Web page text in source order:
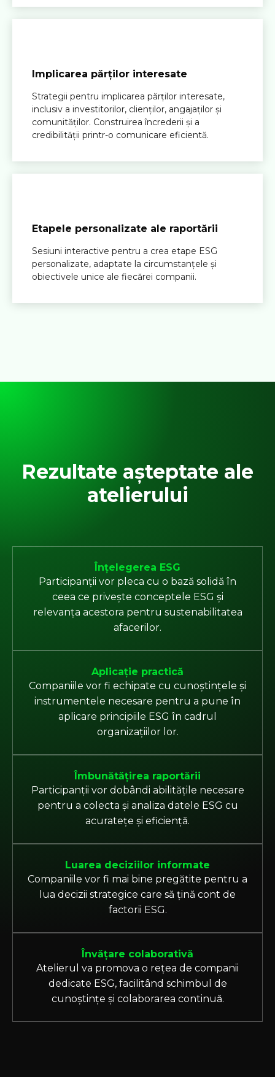
Implicarea părților interesate
Strategii pentru implicarea părților interesate,
inclusiv a investitorilor, clienților, angajaților și
comunităților. Construirea încrederii și a
credibilității printr-o comunicare eficientă.
Etapele personalizate ale raportării
Sesiuni interactive pentru a crea etape ESG
personalizate, adaptate la circumstanțele și
obiectivele unice ale fiecărei companii.
Rezultate așteptate ale
atelierului
Înțelegerea ESG
Participanții vor pleca cu o bază solidă în
ceea ce privește conceptele ESG și
relevanța acestora pentru sustenabilitatea
afacerilor.
Aplicație practică
Companiile vor fi echipate cu cunoștințele și
instrumentele necesare pentru a pune în
aplicare principiile ESG în cadrul
organizațiilor lor.
Îmbunătățirea raportării
Participanții vor dobândi abilitățile necesare
pentru a colecta și analiza datele ESG cu
acuratețe și eficiență.
Luarea deciziilor informate
Companiile vor fi mai bine pregătite pentru a
lua decizii strategice care să țină cont de
factorii ESG.
Învățare colaborativă
Atelierul va promova o rețea de companii
dedicate ESG, facilitând schimbul de
cunoștințe și colaborarea continuă.